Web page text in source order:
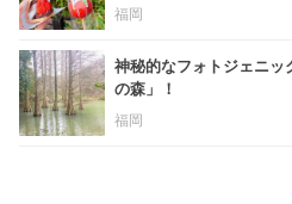
福岡
神秘的なフォトジェニ
の森」！
福岡